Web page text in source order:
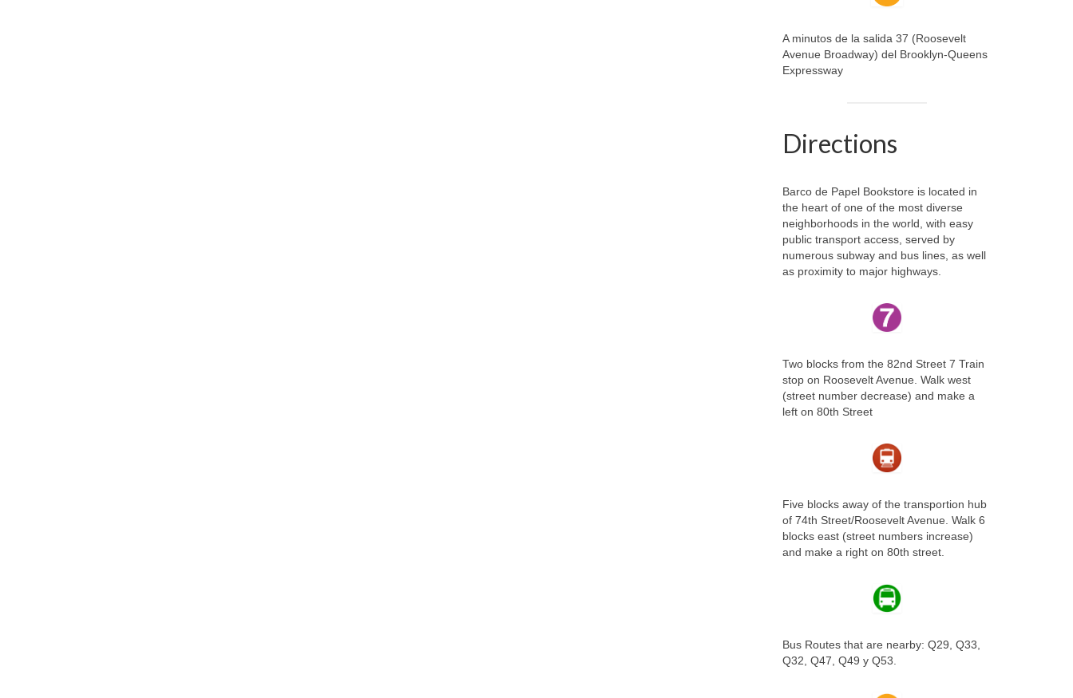
A minutos de la salida 37 (Roosevelt
Avenue Broadway) del Brooklyn-Queens
Expressway
Directions
Barco de Papel Bookstore is located in
the heart of one of the most diverse
neighborhoods in the world, with easy
public transport access, served by
numerous subway and bus lines, as well
as proximity to major highways.
Two blocks from the 82nd Street 7 Train
stop on Roosevelt Avenue. Walk west
(street number decrease) and make a
left on 80th Street
Five blocks away of the transportion hub
of 74th Street/Roosevelt Avenue. Walk 6
blocks east (street numbers increase)
and make a right on 80th street.
Bus Routes that are nearby: Q29, Q33,
Q32, Q47, Q49 y Q53.